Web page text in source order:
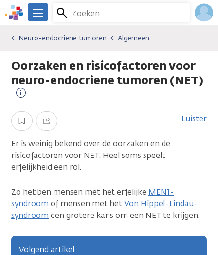
Overslaan
en
gaan
We
er
je.
Kanker.nl
Zoeken
Menu
Kankersoorten
Neuro-endocriene tumoren
Algemeen
Neuro-endocriene tumoren Algemeen
Oorzaken en risicofactoren voor
neuro-endocriene tumoren (NET)
informatie
Opslaan Delen Luister
Er is weinig bekend over de oorzaken en de
risicofactoren voor NET. Heel soms speelt
erfelijkheid een rol.
Zo hebben mensen met het erfelijke MEN1-
syndroom of mensen met hetVon Hippel-Lindau-
syndroom een grotere kans om een NET te krijgen.
Volgend artikel